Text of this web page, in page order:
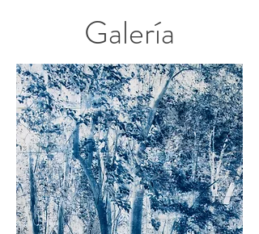
Galería